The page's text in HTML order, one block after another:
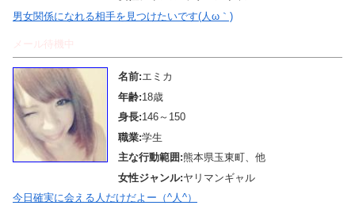
男女関係になれる相手を見つけたいです(人ω｀)
メール待機中
名前:エミカ
年齢:18歳
身長:146～150
職業:学生
主な行動範囲:熊本県玉東町、他
女性ジャンル:ヤリマンギャル
今日確実に会える人だけだよー（^人^）